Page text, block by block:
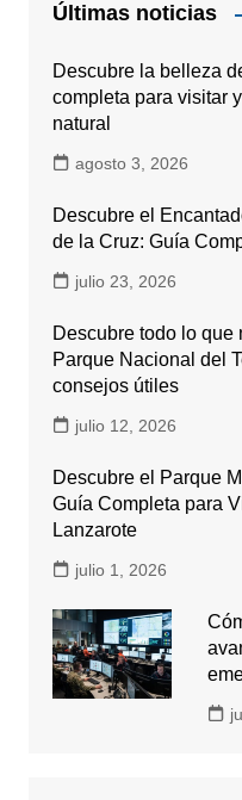
Últimas noticias
Descubre la belleza
completa para visitar
natural
agosto 3, 2026
Descubre el
de la Cruz: Guía
julio 23, 2026
Descubre todo lo que
Parque Nacional del
consejos útiles
julio 12, 2026
Descubre el Parque
Guía Completa para
Lanzarote
julio 1, 2026